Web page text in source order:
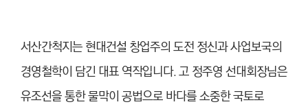
서산간척지는 현대건설 창업주의 도전 정신과 사업보국의
경영철학이 담긴 대표 역작입니다. 고 정주영 선대회장님은
유조선을 통한 물막이 공법으로 바다를 소중한 국토로